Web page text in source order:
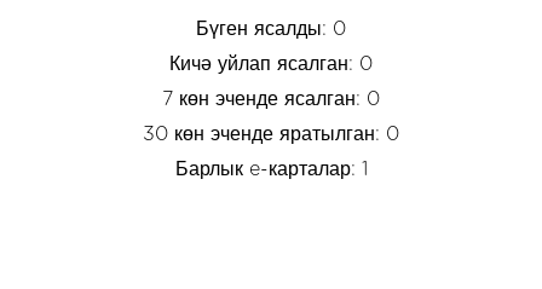
Бүген ясалды: 0
Кичә уйлап ясалган: 0
7 көн эченде ясалган: 0
30 көн эченде яратылган: 0
Барлык e-карталар: 1